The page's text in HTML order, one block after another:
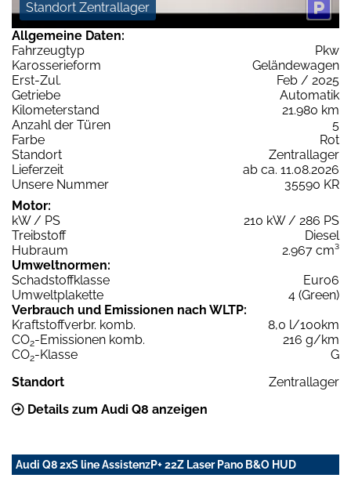
Standort Zentrallager
Allgemeine Daten:
Fahrzeugtyp
Pkw
Karosserieform
Geländewagen
Erst-Zul.
Feb / 2025
Getriebe
Automatik
Kilometerstand
21.980 km
Anzahl der Türen
5
Farbe
Rot
Standort
Zentrallager
Lieferzeit
ab ca. 11.08.2026
Unsere Nummer
35590 KR
Motor:
kW / PS
210 kW / 286 PS
Treibstoff
Diesel
Hubraum
2.967 cm³
Umweltnormen:
Schadstoffklasse
Euro6
Umweltplakette
4 (Green)
Verbrauch und Emissionen nach WLTP:
Kraftstoffverbr. komb.
8,0 l/100km
CO2-Emissionen komb.
216 g/km
CO2-Klasse
G
Standort
Zentrallager
Details zum Audi Q8 anzeigen
Audi Q8 2xS line AssistenzP+ 22Z Laser Pano B&O HUD